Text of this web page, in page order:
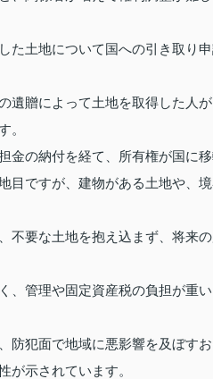
た土地について国への引き取り
遺贈によって土地を取得した人
。
の納付を経て、所有権が国に移
目ですが、建物がある土地や、
不要な土地を抱え込まず、将来
、管理や固定資産税の負担が重
防犯面で地域に悪影響を及ぼす
が示されています。